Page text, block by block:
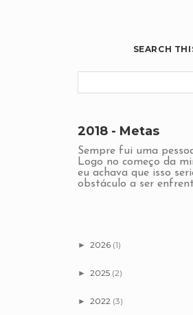
SEARCH
2018 - Metas
Sempre fui uma
Logo no começo da
eu achava que isso
obstáculo a ser
► 2026 (1)
► 2025 (2)
► 2022 (3)